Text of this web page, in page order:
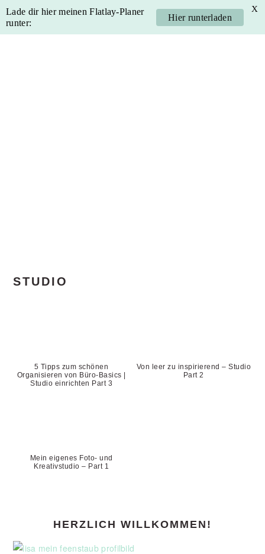
Skip
Skip
Skip
Skip
STUDIO
5 Tipps zum schönen
Organisieren von Büro-Basics |
Studio einrichten Part 3
Von leer zu inspirierend – Studio
Part 2
Mein eigenes Foto- und
Kreativstudio – Part 1
HERZLICH WILLKOMMEN!
Lade dir hier meinen Flatlay-Planer
runter:
Hier runterladen
X